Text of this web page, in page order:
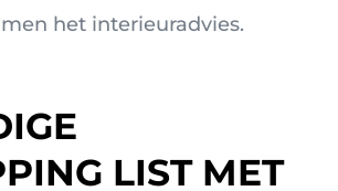
het interieuradvies.
LIST MET